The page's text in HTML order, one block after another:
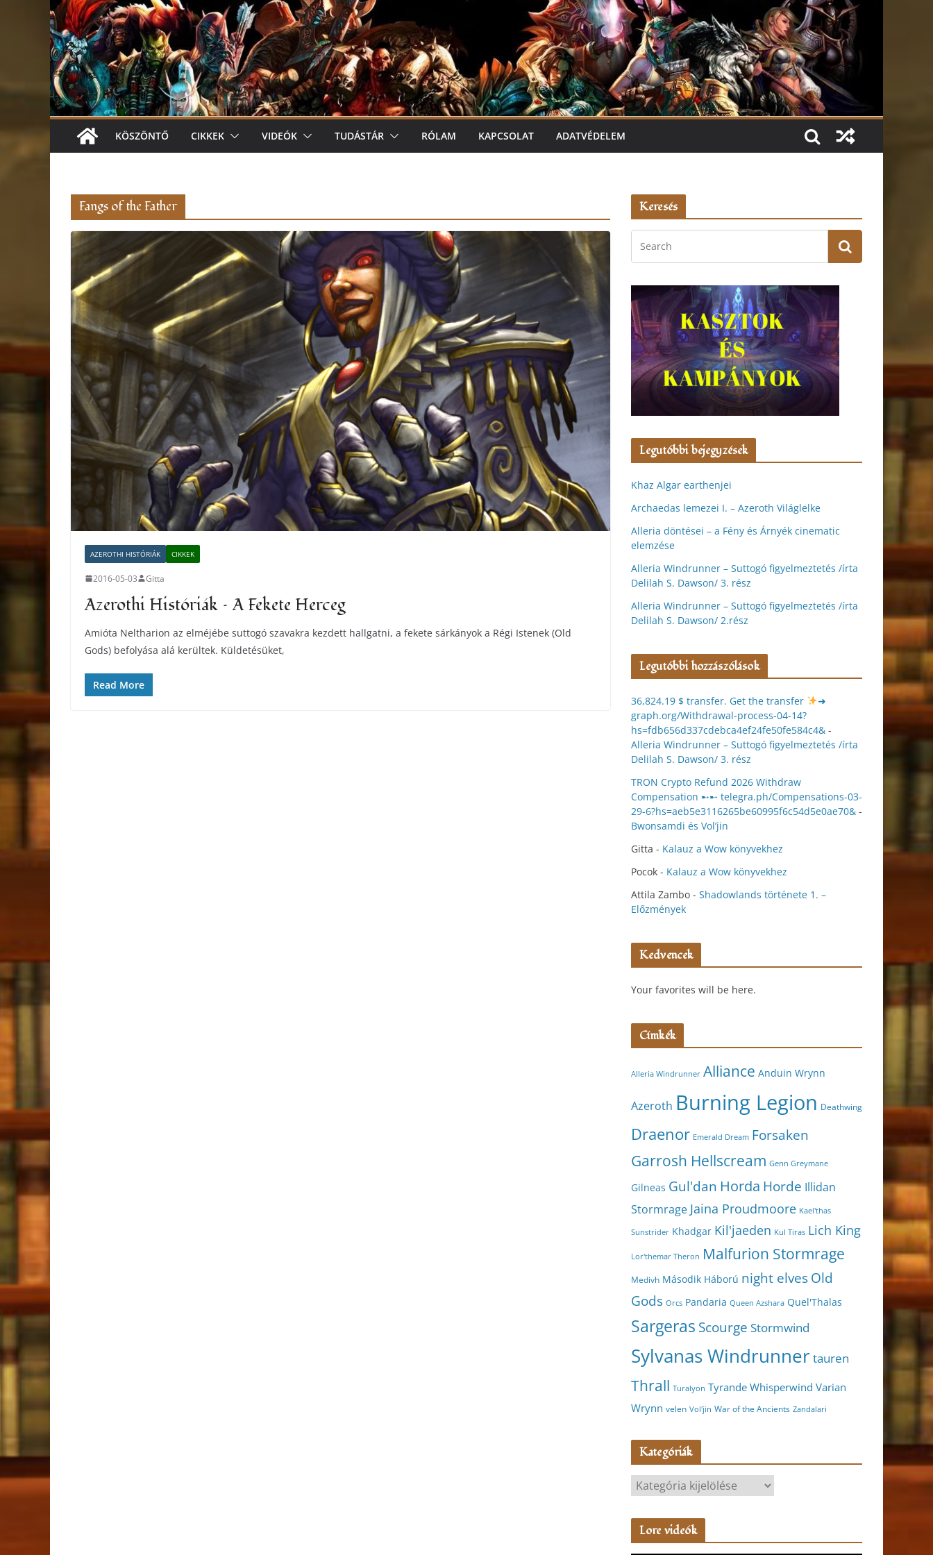
KÖSZÖNTŐ CIKKEK VIDEÓK TUDÁSTÁR RÓLAM KAPCSOLAT ADATVÉDELEM
Fangs of the Father
AZEROTHI HISTÓRIÁK CIKKEK
2016-05-03 Gitta
Azerothi Históriák – A Fekete Herceg
Amióta Neltharion az elméjébe suttogó szavakra kezdett hallgatni, a fekete sárkányok a Régi Istenek (Old
Gods) befolyása alá kerültek. Küldetésüket,
Read More
Keresés
Legutóbbi bejegyzések
Khaz Algar earthenjei
Archaedas lemezei I. – Azeroth Világlelke
Alleria döntései – a Fény és Árnyék cinematic
elemzése
Alleria Windrunner – Suttogó figyelmeztetés /írta
Delilah S. Dawson/ 3. rész
Alleria Windrunner – Suttogó figyelmeztetés /írta
Delilah S. Dawson/ 2.rész
Legutóbbi hozzászólások
36,824.19 $ transfer. Get the transfer
➜
graph.org/Withdrawal-process-04-14?
hs=fdb656d337cdebca4ef24fe50fe584c4& -
Alleria Windrunner – Suttogó figyelmeztetés /írta
Delilah S. Dawson/ 3. rész
TRON Crypto Refund 2026 Withdraw
Compensation ➸➸ telegra.ph/Compensations-03-
29-6?hs=aeb5e3116265be60995f6c54d5e0ae70& -
Bwonsamdi és Vol’jin
Gitta - Kalauz a Wow könyvekhez
Pocok - Kalauz a Wow könyvekhez
Attila Zambo - Shadowlands története 1. –
Előzmények
Kedvencek
Your favorites will be here.
Címkék
Alleria Windrunner Alliance Anduin Wrynn
Azeroth Burning Legion Deathwing
Draenor Emerald Dream Forsaken
Garrosh Hellscream Genn Greymane
Gilneas Gul'dan Horda Horde Illidan
Stormrage Jaina Proudmoore Kael'thas
Sunstrider Khadgar Kil'jaeden Kul Tiras Lich King
Lor'themar Theron Malfurion Stormrage
Medivh Második Háború night elvesOld
Gods Orcs Pandaria Queen Azshara Quel'Thalas
Sargeras Scourge Stormwind
Sylvanas Windrunnertauren
Thrall Turalyon Tyrande Whisperwind Varian
Wrynn velen Vol'jin War of the Ancients Zandalari
Kategóriák
a
t
g
Lore videók